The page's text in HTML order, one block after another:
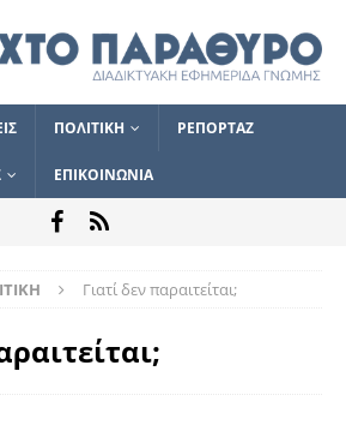
ΠΟΛΙΤΙΚΗ ΡΕΠΟΡΤΑΖ
ΕΠΙΚΟΙΝΩΝΙΑ
Γιατί δεν παραιτείται;